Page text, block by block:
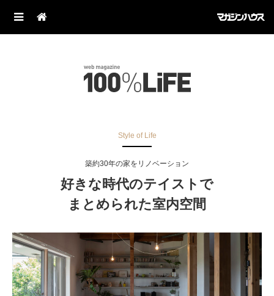
Style of Life
築約30年の家をリノベーション
好きな時代のテイストで
まとめられた室内空間